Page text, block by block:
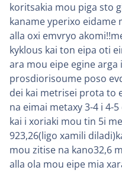
koritsakia mou piga sto
kaname yperixo eidame
alla oxi emvryo
kyklous kai ton eipa oti
ara mou eipe egine
prosdiorisoume poso
dei kai metrisei prota to
na eimai metaxy 3-4 i 4-
kai i xoriaki mou tin 5i
923,26(ligo xamili
mou zitise na kano32,6
alla ola mou eipe mia